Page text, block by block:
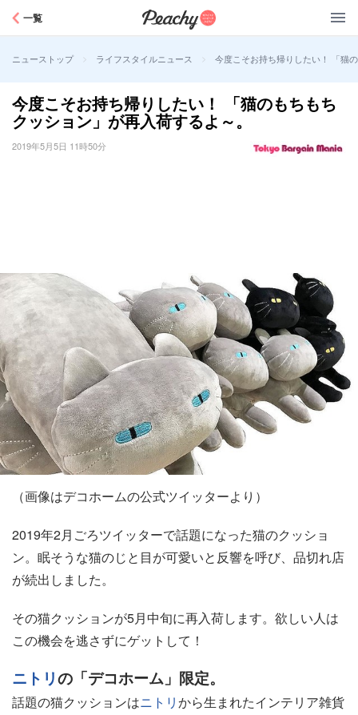
一覧
ニューストップ > ライフスタイルニュース > 今度こそお持ち帰りしたい！ 「猫
今度こそお持ち帰りしたい！ 「猫のもちもち
クッション」が再入荷するよ～。
2019年5月5日 11時50分
（画像はデコホームの公式ツイッターより）
2019年2月ごろツイッターで話題になった猫のクッショ
ン。眠そうな猫のじと目が可愛いと反響を呼び、品切れ店
が続出しました。
その猫クッションが5月中旬に再入荷します。欲しい人は
この機会を逃さずにゲットして！
ニトリの「デコホーム」限定。
話題の猫クッションはニトリから生まれたインテリア雑貨